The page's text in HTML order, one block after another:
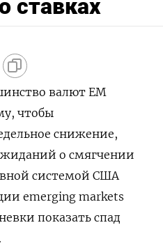
ставках
валют ЕМ
чтобы
снижение,
о смягчении
системой США
emerging markets
показать спад